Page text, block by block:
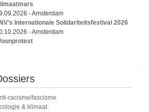
-Amsterdam
Internationale Solidariteitsfestival 2026
-Amsterdam
racisme/fascisme
& klimaat